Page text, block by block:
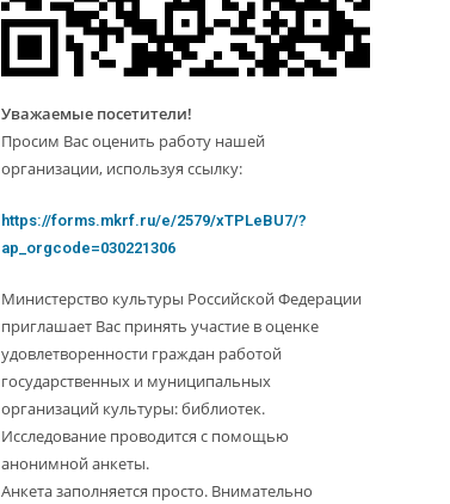
Уважаемые посетители!
Просим Вас оценить работу нашей
организации, используя ссылку:
https://forms.mkrf.ru/e/2579/xTPLeBU7/?
ap_orgcode=030221306
Министерство культуры Российской Федерации
приглашает Вас принять участие в оценке
удовлетворенности граждан работой
государственных и муниципальных
организаций культуры: библиотек.
Исследование проводится с помощью
анонимной анкеты.
Анкета заполняется просто. Внимательно